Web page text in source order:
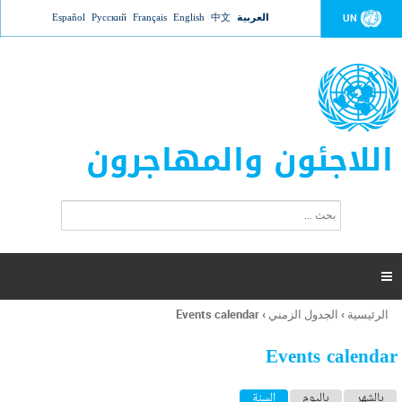
Jump to navigation UN العربية 中文
English
Français
Русский
Español
اللاجئون والمهاجرون
ت
ر
ل
ح
ب

أنت
هنا
الرئيسية › الجدول الزمني ›
Events calendar
Events calendar